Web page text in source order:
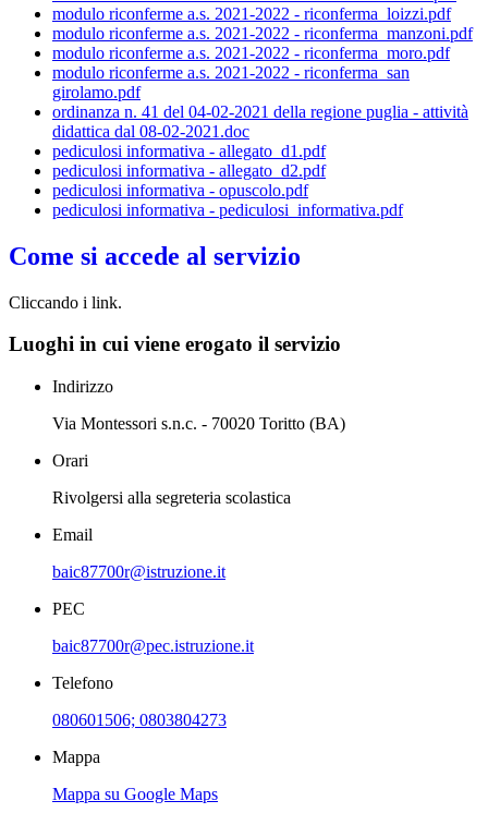
modulo riconferme a.s. 2021-2022 - riconferma_loizzi.pdf
modulo riconferme a.s. 2021-2022 - riconferma_manzoni.pdf
modulo riconferme a.s. 2021-2022 - riconferma_moro.pdf
modulo riconferme a.s. 2021-2022 - riconferma_san
girolamo.pdf
ordinanza n. 41 del 04-02-2021 della regione puglia - attività
didattica dal 08-02-2021.doc
pediculosi informativa - allegato_d1.pdf
pediculosi informativa - allegato_d2.pdf
pediculosi informativa - opuscolo.pdf
pediculosi informativa - pediculosi_informativa.pdf
Come si accede al servizio
Cliccando i link.
Luoghi in cui viene erogato il servizio
Indirizzo
Via Montessori s.n.c. - 70020 Toritto (BA)
Orari
Rivolgersi alla segreteria scolastica
Email
baic87700r@istruzione.it
PEC
baic87700r@pec.istruzione.it
Telefono
080601506; 0803804273
Mappa
Mappa su Google Maps